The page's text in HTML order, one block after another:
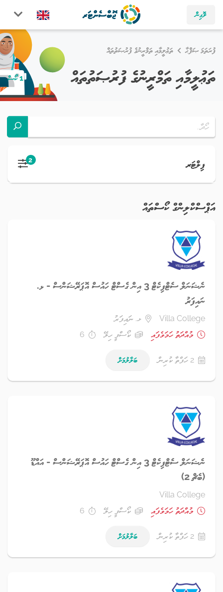
ލޮގިން
ފުރަތަމަ ޞަފްޙާ ތަޢުލީމާއި ތަމްރީނުގެ ފުރުޞަތުތައް
ތަޢުލީމާއި ތަމްރީނުގެ ފުރުޞަތުތައް 1 ކޯސް
ފިލްޓަރ 2
އަޕްސްކްލިންގް ކޯސްތައް
ނެޝަނަލް ސެޓްފިކެޓް 3 އިން ގެސްޓް ހައުސް އޮޕަރޭޝަންސް - ޅ.
ނައިފަރު
Villa College
ޅ. ނައިފަރު
މުއްދަތު ހަމަވެފައި
ކޯސްފީ ހިލޭ 6
2 ހަފްތާ ކުރިން ބަލާލުމަށް
ނެޝަނަލް ސެޓްފިކެޓް 3 އިން ގެސްޓް ހައުސް އޮޕަރޭޝަންސް - އައްޑޫ
(ބެޗް 2)
Villa College
މުއްދަތު ހަމަވެފައި
ކޯސްފީ ހިލޭ 6
2 ހަފްތާ ކުރިން ބަލާލުމަށް